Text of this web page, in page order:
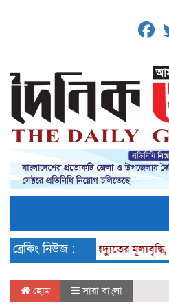
ব্রেকিং নিউজ :
লোডশেডিং, বিদ্যুতের মূল্যবৃদ্ধি,
হোম সারা বাংলা